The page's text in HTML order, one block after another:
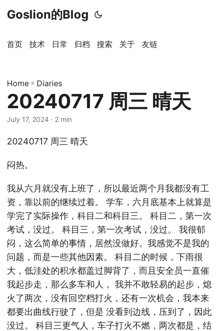
Goslion的Blog
首页 技术 日常 归档 搜索 关于 友链
Home » Diaries
20240717 周三 晴天
July 17, 2024 · 2 min
20240717 周三 晴天
闷热。
我从六月就没有上班了，所以最近两个月我都没有工
资，靠以前的继续过着。 学车，六月底基本上就算是
学完了实际操作，科目二和科目三。 科目二，第一次
考试，没过。 科目三，第一次考试，没过。 我很郁
闷，这么简单的事情，居然没做好。我感觉不是我的
问题，而是一些其他因素。 科目二的时候，下雨很
大，低洼处的积水都盖过脚背了，而且安全员一直催
我起步走，那么多车和人， 我并不敢轻易的起步，熄
火了两次，没有回空档打火，还有一次机会，我本来
都要出曲线行驶了，但是 没看到边线，压到了，因此
没过。 科目三更气人，车子打火不燃，两次都是，结